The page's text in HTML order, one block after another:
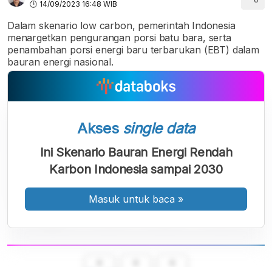
14/09/2023 16:48 WIB
Dalam skenario low carbon, pemerintah Indonesia
menargetkan pengurangan porsi batu bara, serta
penambahan porsi energi baru terbarukan (EBT) dalam
bauran energi nasional.
Akses single data
Ini Skenario Bauran Energi Rendah
Karbon Indonesia sampai 2030
Masuk untuk baca »